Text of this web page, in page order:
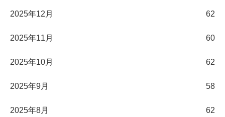
2025年12月 62
2025年11月 60
2025年10月 62
2025年9月 58
2025年8月 62